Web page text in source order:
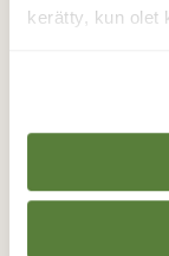
kerätty, kun olet